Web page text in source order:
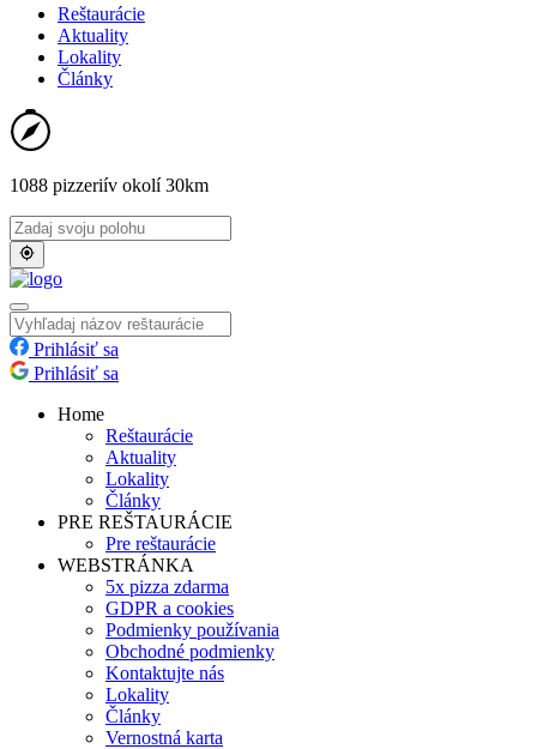
Reštaurácie
Aktuality
Lokality
Články
1088 pizzeriív okolí 30km
Prihlásiť sa
Prihlásiť sa
Home
Reštaurácie
Aktuality
Lokality
Články
PRE REŠTAURÁCIE
Pre reštaurácie
WEBSTRÁNKA
5x pizza zdarma
GDPR a cookies
Podmienky používania
Obchodné podmienky
Kontaktujte nás
Lokality
Články
Vernostná karta